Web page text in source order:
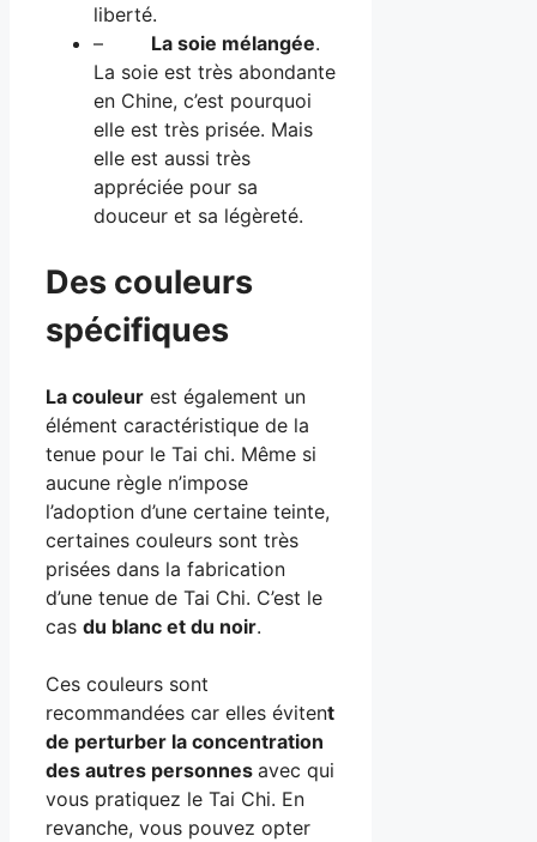
liberté.
– La soie mélangée.
La soie est très abondante
en Chine, c’est pourquoi
elle est très prisée. Mais
elle est aussi très
appréciée pour sa
douceur et sa légèreté.
Des couleurs
spécifiques
La couleur est également un
élément caractéristique de la
tenue pour le Tai chi. Même si
aucune règle n’impose
l’adoption d’une certaine teinte,
certaines couleurs sont très
prisées dans la fabrication
d’une tenue de Tai Chi. C’est le
cas du blanc et du noir.
Ces couleurs sont
recommandées car elles évitent
de perturber la concentration
des autres personnes avec qui
vous pratiquez le Tai Chi. En
revanche, vous pouvez opter